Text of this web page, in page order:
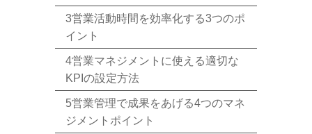
3営業活動時間を効率化する3つのポ
イント
4営業マネジメントに使える適切な
KPIの設定方法
5営業管理で成果をあげる4つのマネ
ジメントポイント